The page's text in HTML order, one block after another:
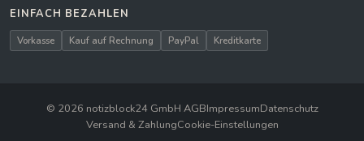
EINFACH BEZAHLEN
Vorkasse Kauf auf Rechnung PayPal Kreditkarte
© 2026 notizblock24 GmbH AGBImpressumDatenschutz
Versand & ZahlungCookie-Einstellungen